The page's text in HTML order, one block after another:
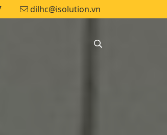
dilhc@isolution.vn